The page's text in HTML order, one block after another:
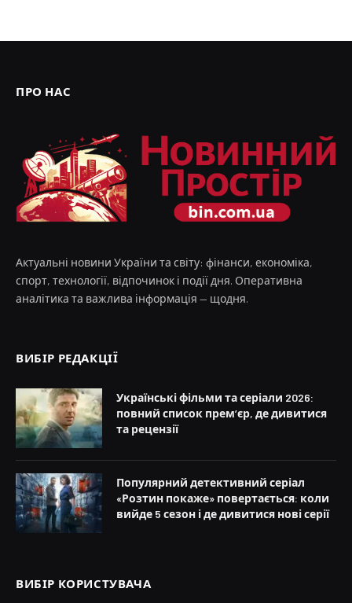
ПРО НАС
Актуальні новини України та світу: фінанси, економіка,
спорт, технології, відпочинок і події дня. Оперативна
аналітика та важлива інформація — щодня.
ВИБІР РЕДАКЦІЇ
Українські фільми та серіали 2026:
повний список прем’єр, де дивитися
та рецензії
Популярний детективний серіал
«Розтин покаже» повертається: коли
вийде 5 сезон і де дивитися нові серії
ВИБІР КОРИСТУВАЧА